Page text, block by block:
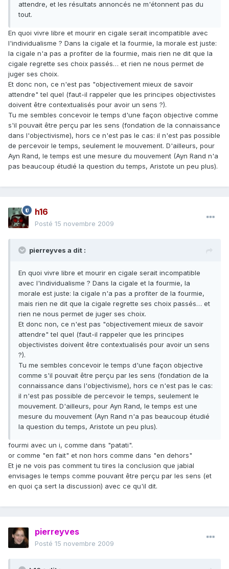
attendre, et les résultats annoncés ne m'étonnent pas du
tout.
En quoi vivre libre et mourir en cigale serait incompatible avec
l'individualisme ? Dans la cigale et la fourmie, la morale est juste:
la cigale n'a pas a profiter de la fourmie, mais rien ne dit que la
cigale regrette ses choix passés… et rien ne nous permet de
juger ses choix.
Et donc non, ce n'est pas "objectivement mieux de savoir
attendre" tel quel (faut-il rappeler que les principes objectivistes
doivent être contextualisés pour avoir un sens ?).
Tu me sembles concevoir le temps d'une façon objective comme
s'il pouvait être perçu par les sens (fondation de la connaissance
dans l'objectivisme), hors ce n'est pas le cas: il n'est pas possible
de percevoir le temps, seulement le mouvement. D'ailleurs, pour
Ayn Rand, le temps est une mesure du mouvement (Ayn Rand n'a
pas beaucoup étudié la question du temps, Aristote un peu plus).
h16
Posté 15 novembre 2009
pierreyves a dit :
En quoi vivre libre et mourir en cigale serait incompatible
avec l'individualisme ? Dans la cigale et la fourmie, la
morale est juste: la cigale n'a pas a profiter de la fourmie,
mais rien ne dit que la cigale regrette ses choix passés… et
rien ne nous permet de juger ses choix.
Et donc non, ce n'est pas "objectivement mieux de savoir
attendre" tel quel (faut-il rappeler que les principes
objectivistes doivent être contextualisés pour avoir un sens
?).
Tu me sembles concevoir le temps d'une façon objective
comme s'il pouvait être perçu par les sens (fondation de la
connaissance dans l'objectivisme), hors ce n'est pas le cas:
il n'est pas possible de percevoir le temps, seulement le
mouvement. D'ailleurs, pour Ayn Rand, le temps est une
mesure du mouvement (Ayn Rand n'a pas beaucoup étudié
la question du temps, Aristote un peu plus).
fourmi avec un i, comme dans "patati".
or comme "en fait" et non hors comme dans "en dehors"
Et je ne vois pas comment tu tires la conclusion que jabial
envisages le temps comme pouvant être perçu par les sens (et
en quoi ça sert la discussion) avec ce qu'il dit.
pierreyves
Posté 15 novembre 2009